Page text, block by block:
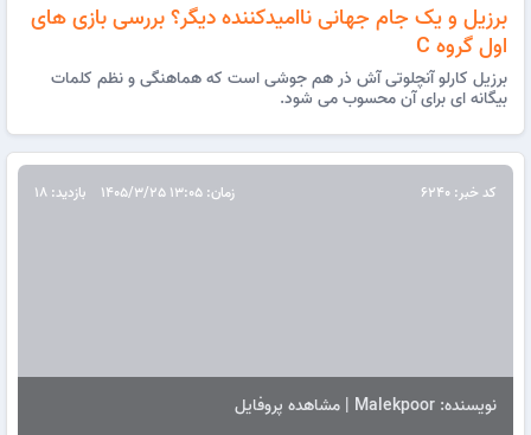
برزیل و یک جام جهانی ناامیدکننده دیگر؟ بررسی بازی های
اول گروه C
برزیل کارلو آنچلوتی آش ذر هم جوشی است که هماهنگی و نظم کلمات
بیگانه ای برای آن محسوب می شود.
کد خبر: 6240 زمان: 13:05 1405/3/25 بازدید: 18
نویسنده: Malekpoor | مشاهده پروفایل